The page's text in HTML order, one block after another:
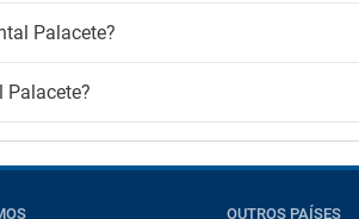
Palacete?
Palacete?
OUTROS PAÍSES